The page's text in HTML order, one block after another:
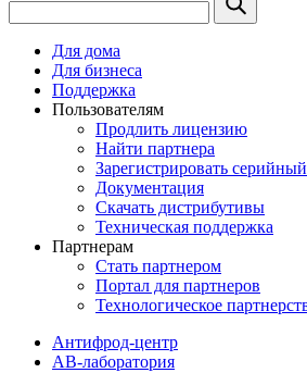
Для дома
Для бизнеса
Поддержка
Пользователям
Продлить лицензию
Найти партнера
Зарегистрировать
Документация
Скачать дистрибутивы
Техническая поддержка
Партнерам
Стать партнером
Портал для партнеров
Технологическое
Антифрод-центр
АВ-лаборатория